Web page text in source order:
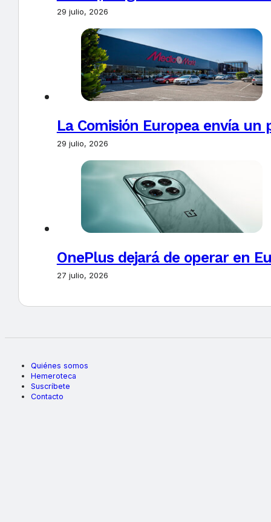
29 julio, 2026
La Comisión Europea envía un
29 julio, 2026
OnePlus dejará de operar en
27 julio, 2026
Quiénes somos
Hemeroteca
Suscríbete
Contacto